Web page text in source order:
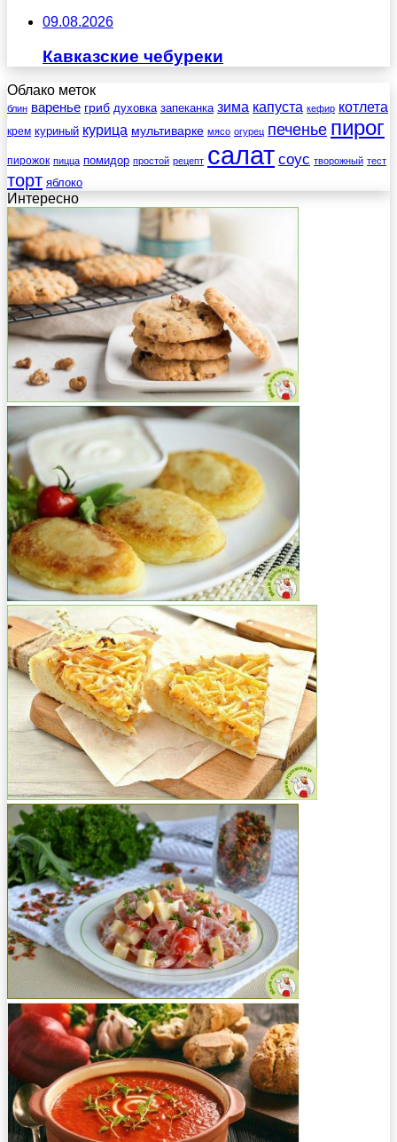
09.08.2026
Кавказские чебуреки
Облако меток
блин варенье гриб духовка запеканка зима капуста кефир котлета
крем куриный курица мультиварке мясо огурец печенье пирог
пирожок пицца помидор простой рецепт салат соус творожный тест
торт яблоко
Интересно